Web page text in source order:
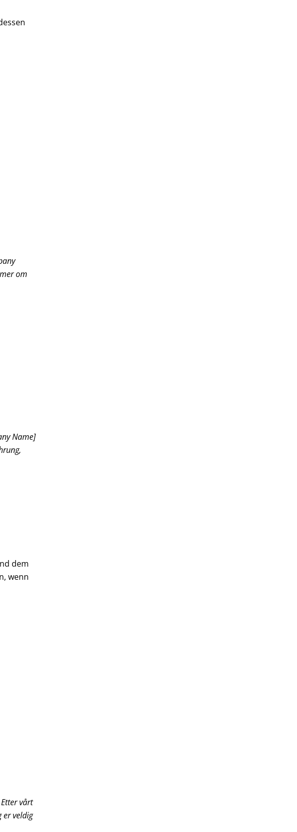
om
Name]
dem
wenn
vårt
er veldig